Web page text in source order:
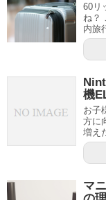
60リ
ね？
内旅
機
お子
方に
増え
マ